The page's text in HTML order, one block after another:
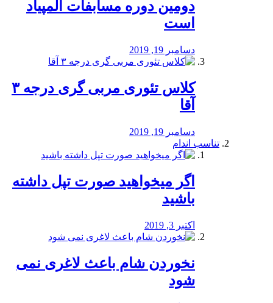
دومین دوره مسابفات المپیاد
است
دسامبر 19, 2019
کلاس تئوری مربی گری درجه ۳
آقا
دسامبر 19, 2019
تناسب اندام
اگر میخواهید صورت تپل داشته
باشید
اکتبر 3, 2019
نخوردن شام باعث لاغری نمی
‌شود